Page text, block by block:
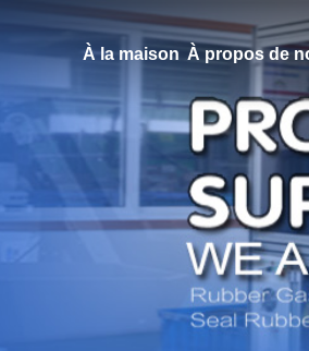
À la maison À propos de